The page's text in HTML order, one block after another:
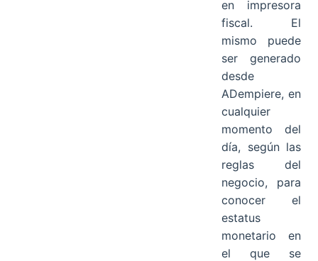
en impresora
fiscal. El
mismo puede
ser generado
desde
ADempiere, en
cualquier
momento del
día, según las
reglas del
negocio, para
conocer el
estatus
monetario en
el que se